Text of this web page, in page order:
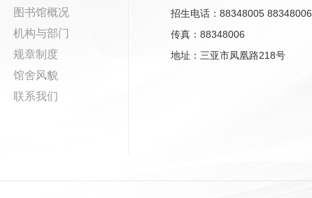
图书馆概况
机构与部门
规章制度
馆舍风貌
联系我们
招生电话：88348005 88348006
传真：88348006
地址：三亚市凤凰路218号